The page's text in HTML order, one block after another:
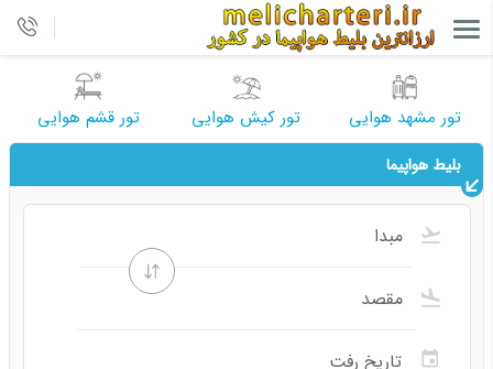
تور مشهد هوایی تور کیش هوایی تور قشم هوایی
بلیط هواپیما